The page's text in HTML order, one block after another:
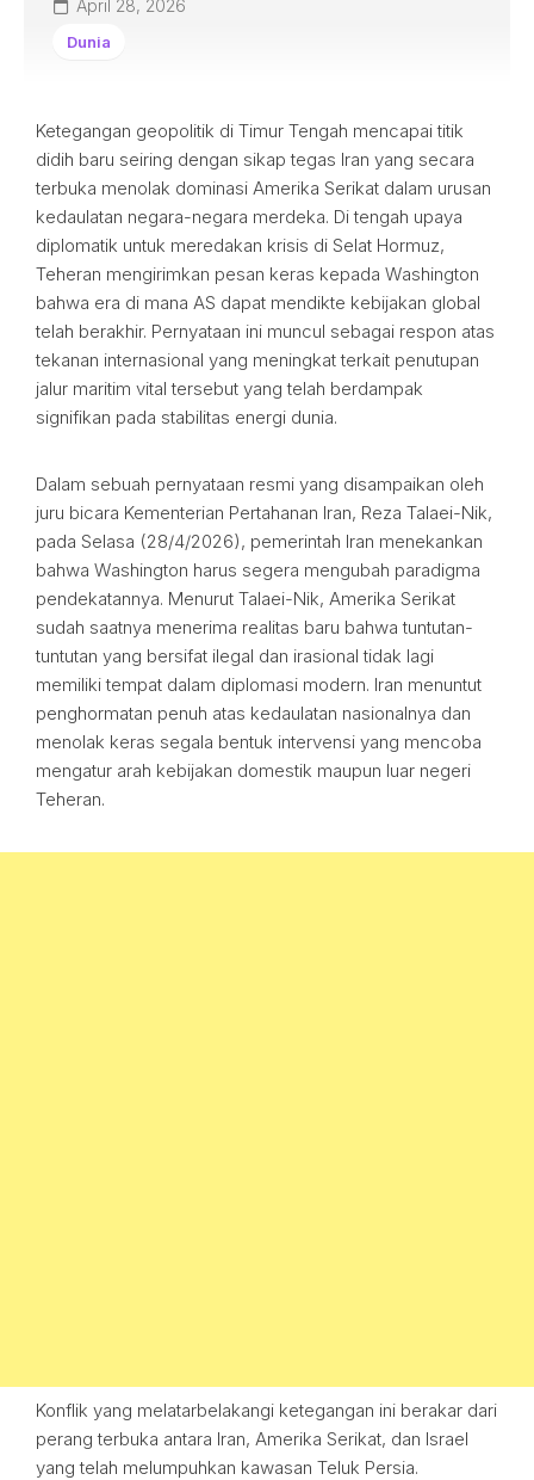
April 28, 2026
Dunia
Ketegangan geopolitik di Timur Tengah mencapai titik
didih baru seiring dengan sikap tegas Iran yang secara
terbuka menolak dominasi Amerika Serikat dalam urusan
kedaulatan negara-negara merdeka. Di tengah upaya
diplomatik untuk meredakan krisis di Selat Hormuz,
Teheran mengirimkan pesan keras kepada Washington
bahwa era di mana AS dapat mendikte kebijakan global
telah berakhir. Pernyataan ini muncul sebagai respon atas
tekanan internasional yang meningkat terkait penutupan
jalur maritim vital tersebut yang telah berdampak
signifikan pada stabilitas energi dunia.
Dalam sebuah pernyataan resmi yang disampaikan oleh
juru bicara Kementerian Pertahanan Iran, Reza Talaei-Nik,
pada Selasa (28/4/2026), pemerintah Iran menekankan
bahwa Washington harus segera mengubah paradigma
pendekatannya. Menurut Talaei-Nik, Amerika Serikat
sudah saatnya menerima realitas baru bahwa tuntutan-
tuntutan yang bersifat ilegal dan irasional tidak lagi
memiliki tempat dalam diplomasi modern. Iran menuntut
penghormatan penuh atas kedaulatan nasionalnya dan
menolak keras segala bentuk intervensi yang mencoba
mengatur arah kebijakan domestik maupun luar negeri
Teheran.
Konflik yang melatarbelakangi ketegangan ini berakar dari
perang terbuka antara Iran, Amerika Serikat, dan Israel
yang telah melumpuhkan kawasan Teluk Persia.